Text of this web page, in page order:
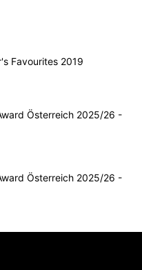
Favourites 2019
Österreich 2025/26 -
Österreich 2025/26 -